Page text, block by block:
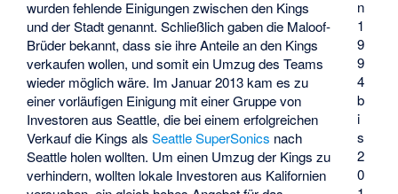
n
1
9
9
4
b
i
s
2
0
wurden fehlende Einigungen zwischen den Kings
und der Stadt genannt. Schließlich gaben die Maloof-
Brüder bekannt, dass sie ihre Anteile an den Kings
verkaufen wollen, und somit ein Umzug des Teams
wieder möglich wäre. Im Januar 2013 kam es zu
einer vorläufigen Einigung mit einer Gruppe von
Investoren aus Seattle, die bei einem erfolgreichen
Verkauf die Kings alsSeattle SuperSonics nach
Seattle holen wollten. Um einen Umzug der Kings zu
verhindern, wollten lokale Investoren aus Kalifornien